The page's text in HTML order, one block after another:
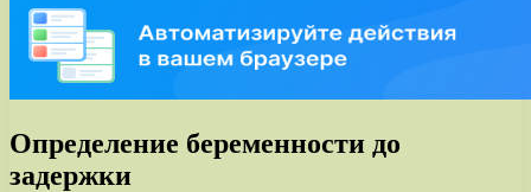
Определение беременности до
задержки